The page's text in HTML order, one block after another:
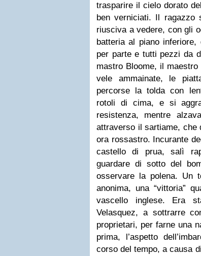
trasparire il cielo dorato
ben verniciati. Il ragazzo
riusciva a vedere, con gli
batteria al piano
per parte e tutti pezzi da
mastro Bloome, il maestro
vele ammainate, le
percorse la tolda con
rotoli di cima, e si
resistenza, mentre
attraverso il sartiame, che
ora rossastro. Incurante
castello di prua, salì
guardare di sotto del
osservare la polena. Un
anonima, una “vittoria”
vascello inglese. Era
Velasquez, a sottrarre
proprietari, per farne una
prima, l’aspetto
corso del tempo, a causa